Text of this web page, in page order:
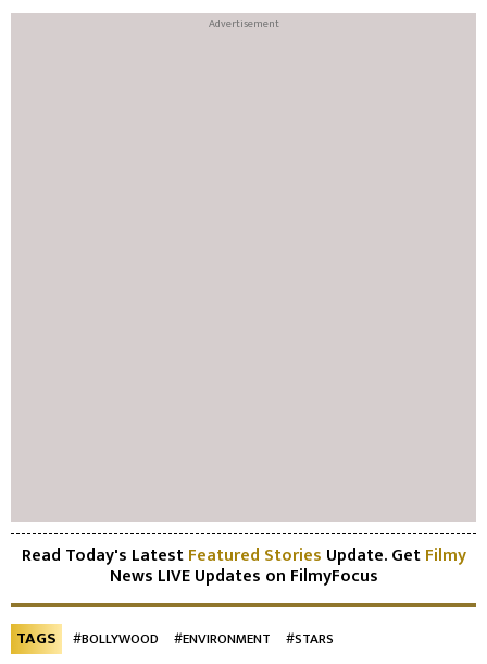
Read Today's LatestFeatured Stories Update. GetFilmy
News LIVE Updates on FilmyFocus
TAGS #BOLLYWOOD #ENVIRONMENT #STARS